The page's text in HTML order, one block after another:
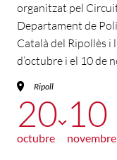
organitzat pel
Departament de
Català del Ripollès i
d’octubre i el 10 de
Ripoll
20
octubre
10
novembre